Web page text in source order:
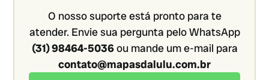
O nosso suporte está pronto para te
atender. Envie sua pergunta pelo WhatsApp
(31) 98464-5036ou mande um e-mail para
contato@mapasdalulu.com.br